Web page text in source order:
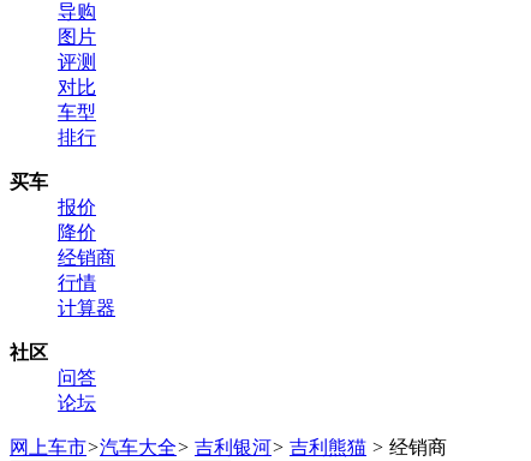
导购
图片
评测
对比
车型
排行
买车
报价
降价
经销商
行情
计算器
社区
问答
论坛
网上车市>汽车大全> 吉利银河> 吉利熊猫 > 经销商